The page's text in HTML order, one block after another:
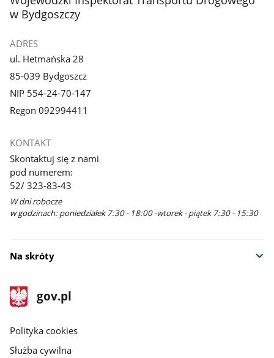
galerii.
w Bydgoszczy
ADRES
ul. Hetmańska 28
85-039 Bydgoszcz
NIP 554-24-70-147
Regon 092994411
KONTAKT
Skontaktuj się z nami
pod numerem:
52/ 323-83-43
W dni robocze
w godzinach: poniedziałek 7:30 - 18:00 -wtorek - piątek 7:30 - 15:30
Na skróty
stopka
gov.pl
Strona
gov.pl
gov.pl
Polityka cookies
Służba cywilna